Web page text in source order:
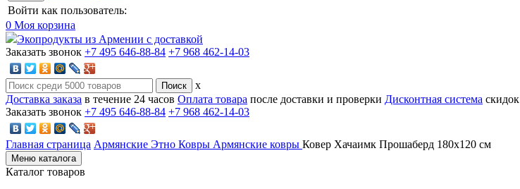
Войти как пользователь:
0 Моя корзина
Экопродукты из Армении с доставкой
Заказать звонок +7 495 646-88-84 +7 968 462-14-03
x
Доставка заказа в течение 24 часов Оплата товара после доставки и проверки Дисконтная система скидок
Заказать звонок +7 495 646-88-84 +7 968 462-14-03
Главная страница Армянские Этно Ковры Армянские ковры Ковер Хачаимк Прошаберд 180х120 см
Меню каталога
Каталог товаров